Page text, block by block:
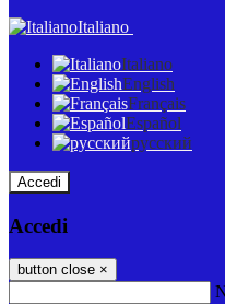
Italiano
Italiano
English
Français
Español
русский
Accedi
Accedi
button close ×